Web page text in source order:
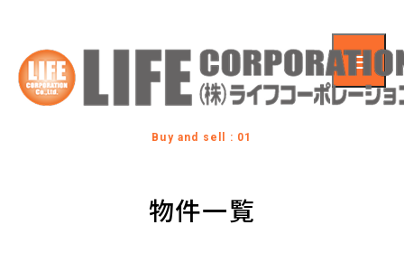
Buy and sell : 01
物件一覧